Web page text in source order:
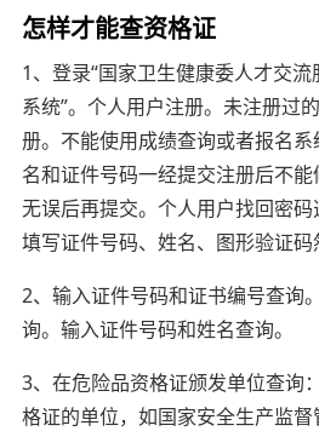
怎样才能查资格证
1、登录“国家卫生健康委人才交
系统”。个人用户注册。未注册过
册。不能使用成绩查询或者报名
名和证件号码一经提交注册后不
无误后再提交。个人用户找回密
填写证件号码、姓名、图形验证码
2、输入证件号码和证书编号查询
询。输入证件号码和姓名查询。
3、在危险品资格证颁发单位查询
格证的单位，如国家安全生产监